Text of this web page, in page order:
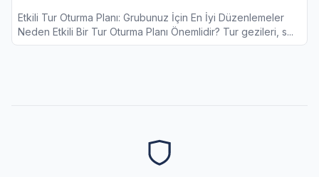
Etkili Tur Oturma Planı: Grubunuz İçin En İyi Düzenlemeler
Neden Etkili Bir Tur Oturma Planı Önemlidir? Tur gezileri, s...